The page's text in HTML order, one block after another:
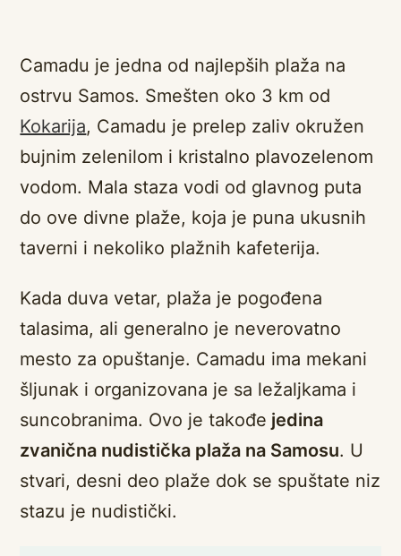
Camadu je jedna od najlepših plaža na
ostrvu Samos. Smešten oko 3 km od
Kokarija, Camadu je prelep zaliv okružen
bujnim zelenilom i kristalno plavozelenom
vodom. Mala staza vodi od glavnog puta
do ove divne plaže, koja je puna ukusnih
taverni i nekoliko plažnih kafeterija.
Kada duva vetar, plaža je pogođena
talasima, ali generalno je neverovatno
mesto za opuštanje. Camadu ima mekani
šljunak i organizovana je sa ležaljkama i
suncobranima. Ovo je takođe jedina
zvanična nudistička plaža na Samosu. U
stvari, desni deo plaže dok se spuštate niz
stazu je nudistički.